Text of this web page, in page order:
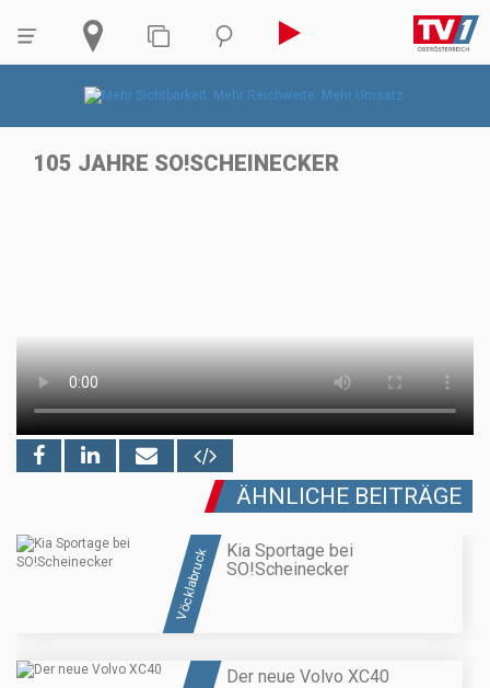
105 JAHRE SO!SCHEINECKER
ÄHNLICHE BEITRÄGE
Vöcklabruck
Kia Sportage bei
SO!Scheinecker
Der neue Volvo XC40